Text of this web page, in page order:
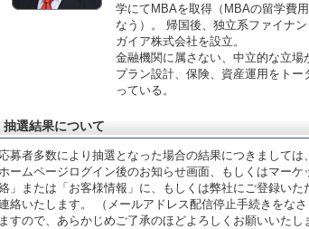
学にてMBAを取得（MBAの留学費
なう）。 帰国後、独立系ファイナン
ガイア株式会社を設立。
金融機関に属さない、中立的な立場
プラン設計、保険、資産運用をト
っている。
抽選結果について
応募者多数により抽選となった場合の結果につきましては
ームページログイン後のお知らせ画面、もしくはマーケ
」または「お客様情報」に、もしくは弊社にご登録い
絡いたします。 （メールアドレス配信停止手続きをな
ますので、あらかじめご了承のほどよろしくお願いいた